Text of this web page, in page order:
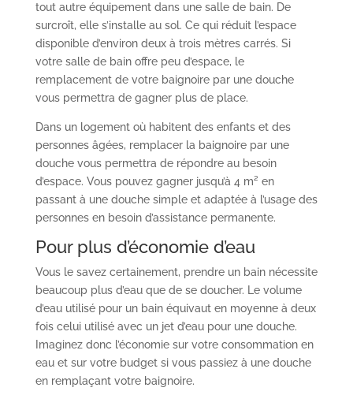
tout autre équipement dans une salle de bain. De
surcroît, elle s’installe au sol. Ce qui réduit l’espace
disponible d’environ deux à trois mètres carrés. Si
votre salle de bain offre peu d’espace, le
remplacement de votre baignoire par une douche
vous permettra de gagner plus de place.
Dans un logement où habitent des enfants et des
personnes âgées, remplacer la baignoire par une
douche vous permettra de répondre au besoin
d’espace. Vous pouvez gagner jusqu’à 4 m² en
passant à une douche simple et adaptée à l’usage des
personnes en besoin d’assistance permanente.
Pour plus d’économie d’eau
Vous le savez certainement, prendre un bain nécessite
beaucoup plus d’eau que de se doucher. Le volume
d’eau utilisé pour un bain équivaut en moyenne à deux
fois celui utilisé avec un jet d’eau pour une douche.
Imaginez donc l’économie sur votre consommation en
eau et sur votre budget si vous passiez à une douche
en remplaçant votre baignoire.